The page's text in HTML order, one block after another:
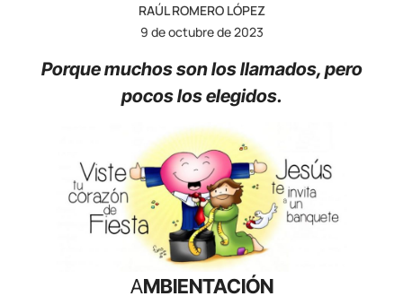
RAÚL ROMERO LÓPEZ
9 de octubre de 2023
Porque muchos son los llamados, pero
pocos los elegidos.
AMBIENTACIÓN